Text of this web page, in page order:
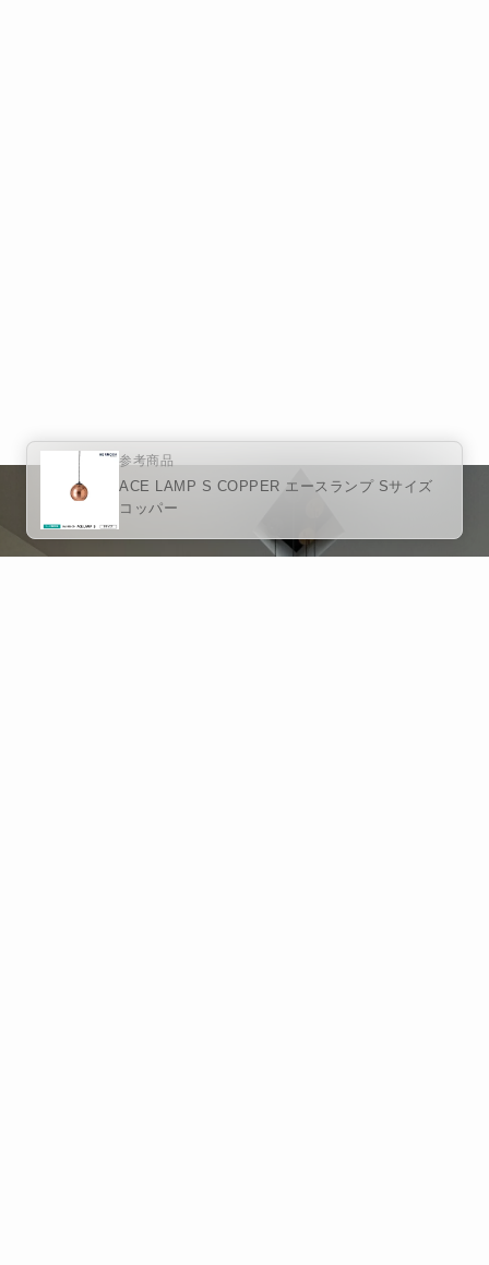
参考商品
ACE LAMP S COPPER エースランプ Sサイズ
コッパー